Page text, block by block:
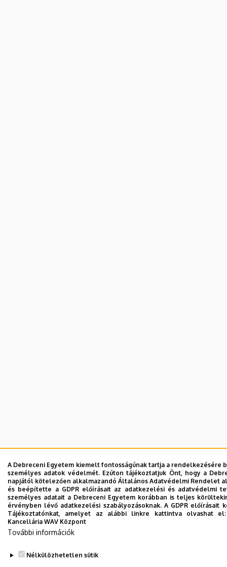
A Debreceni Egyetem kiemelt fontosságúnak tartja a
személyes adatok védelmét. Ezúton tájékoztatjuk Önt, hogy a
napjától kötelezően alkalmazandó Általános Adatvédelmi Rendelet
és beépítette a GDPR előírásait az adatkezelési és adatvédelmi
személyes adatait a Debreceni Egyetem korábban is teljes
érvényben lévő adatkezelési szabályozásoknak. A GDPR előírásait
Tájékoztatónkat, amelyet az alábbi linkre kattintva olvashat
Kancellária WAV Központ
További információk
Nélkülözhetetlen sütik